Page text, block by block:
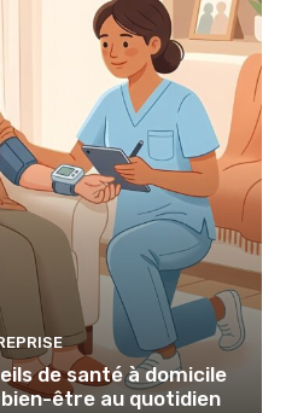
de santé à domicile
être au quotidien